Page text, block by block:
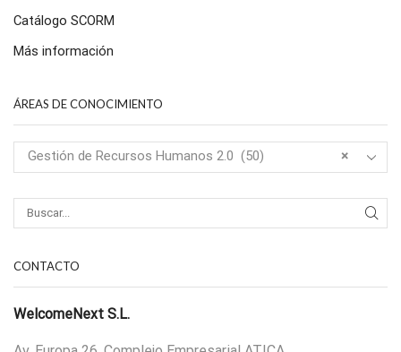
Catálogo SCORM
Más información
ÁREAS DE CONOCIMIENTO
×
Gestión de Recursos Humanos 2.0 (50)
CONTACTO
WelcomeNext S.L.